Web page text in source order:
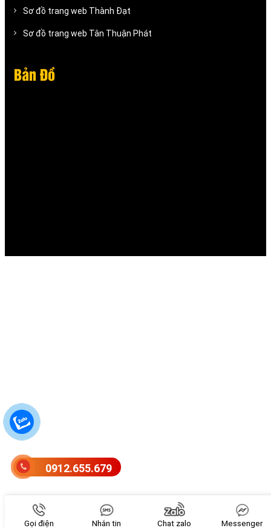
Sơ đồ trang web Thành Đạt
Sơ đồ trang web Tân Thuận Phát
Bản Đồ
0912.655.679
Gọi điện Nhắn tin Chat zalo Messenger